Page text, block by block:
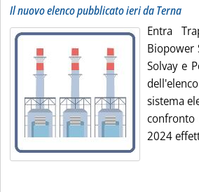
Il nuovo elenco pubblicato ieri da Terna
Entra
Biopower
Solvay e
sistema
confronto
2024